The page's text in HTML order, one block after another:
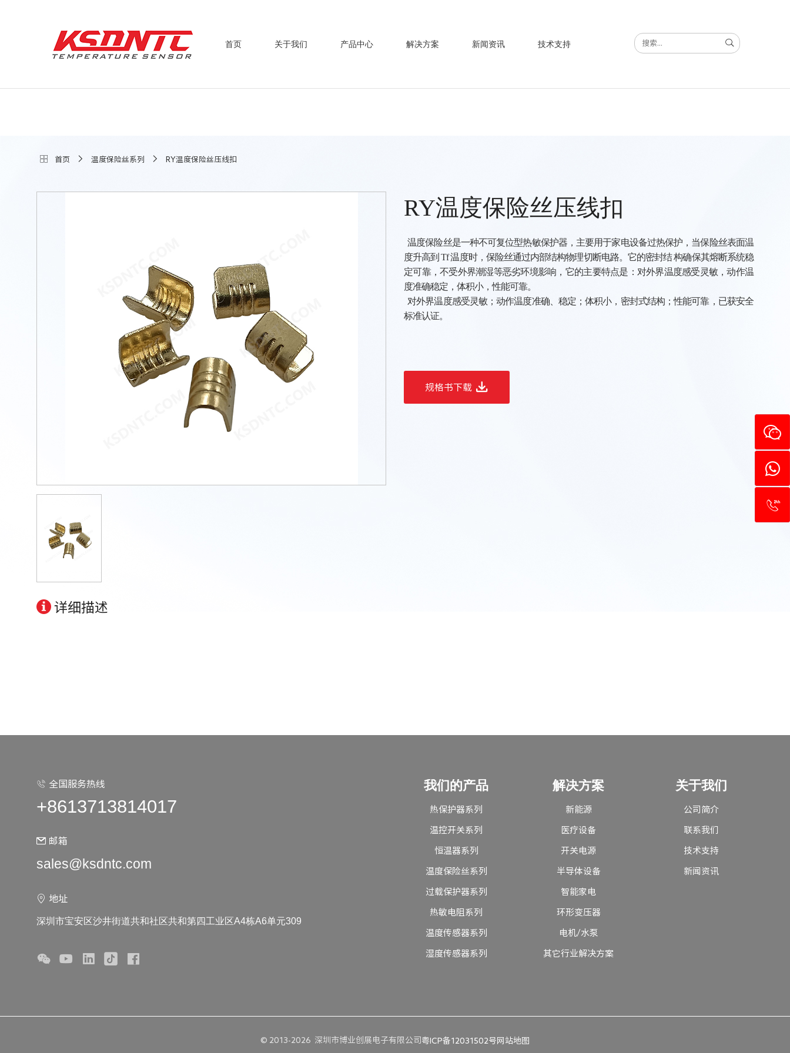
首页 关于我们 产品中心 解决方案 新闻资讯 技术支持
首页 温度保险丝系列 RY温度保险丝压线扣
RY温度保险丝压线扣
温度保险丝是一种不可复位型热敏保护器，主要用于家电设备过热保护，当保险丝表面温
度升高到 Tf 温度时，保险丝通过内部结构物理切断电路。它的密封结 构确保其熔断系统稳
定可靠，不受外界潮湿等恶劣环境影响，它的主要特点是：对外界温度感受灵敏，动作温
度准确稳定，体积小，性能可靠。
对外界温度感受灵敏；动作温度准确、稳定；体积小，密封式结构；性能可靠，已获安全
标准认证。
规格书下载
详细描述
全国服务热线
+8613713814017
邮箱
sales@ksdntc.com
地址
深圳市宝安区沙井街道共和社区共和第四工业区A4栋A6单元309
我们的产品
热保护器系列
温控开关系列
恒温器系列
温度保险丝系列
过载保护器系列
热敏电阻系列
温度传感器系列
湿度传感器系列
解决方案
新能源
医疗设备
开关电源
半导体设备
智能家电
环形变压器
电机/水泵
其它行业解决方案
关于我们
公司简介
联系我们
技术支持
新闻资讯
© 2013-2026 深圳市博业创展电子有限公司 粤ICP备12031502号 网站地图